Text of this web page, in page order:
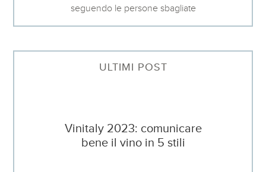
seguendo le persone sbagliate
ULTIMI POST
Vinitaly 2023: comunicare
bene il vino in 5 stili